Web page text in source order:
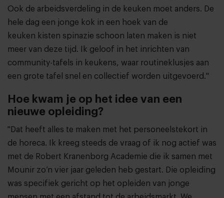
Ook de arbeidsverdeling in de keuken moet anders. De
hele dag een jonge kok in een hoek van de
keuken kisten spinazie schoon laten maken is niet
meer van deze tijd. Ik geloof in het inrichten van
community-tafels in keukens, waar routineklusjes aan
een grote tafel snel en collectief worden uitgevoerd."
Hoe kwam je op het idee van een
nieuwe opleiding?
"Dat heeft alles te maken met het personeelstekort in
de horeca. Ik kreeg steeds de vraag of ik nog actief was
met de Robert Kranenborg Academie die ik samen met
Mounir zo’n vier jaar geleden heb gestart. Die opleiding
was specifiek gericht op het opleiden van jonge